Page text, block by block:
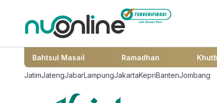
Bahtsul Masail Ramadhan
JatimJatengJabarLampungJakartaKepriBantenJombang